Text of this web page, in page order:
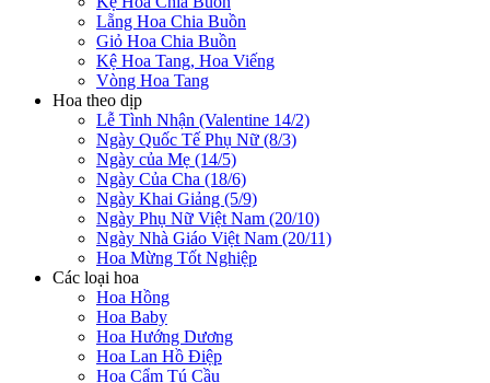
Lẵng Hoa Chia Buồn
Giỏ Hoa Chia Buồn
Kệ Hoa Tang, Hoa Viếng
Vòng Hoa Tang
Hoa theo dịp
Lễ Tình Nhận (Valentine 14/2)
Ngày Quốc Tế Phụ Nữ (8/3)
Ngày của Mẹ (14/5)
Ngày Của Cha (18/6)
Ngày Khai Giảng (5/9)
Ngày Phụ Nữ Việt Nam (20/10)
Ngày Nhà Giáo Việt Nam (20/11)
Hoa Mừng Tốt Nghiệp
Các loại hoa
Hoa Hồng
Hoa Baby
Hoa Hướng Dương
Hoa Lan Hồ Điệp
Hoa Cẩm Tú Cầu